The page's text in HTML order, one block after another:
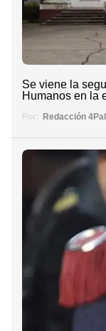
Se viene la
Humanos en la
Por: Redacción